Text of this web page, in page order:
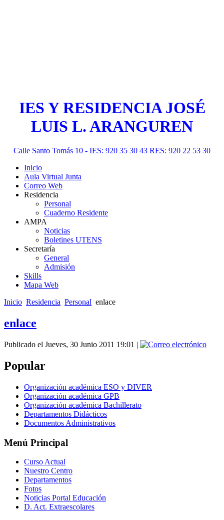
IES Y RESIDENCIA JOSÉ
LUIS L. ARANGUREN
Calle Santo Tomás 10 - IES: 920 35 30 43 RES: 920 22 53 30
Inicio
Aula Virtual Junta
Correo Web
Residencia
Personal
Cuaderno Residente
AMPA
Noticias
Boletines UTENS
Secretaría
General
Admisión
Skills
Mapa Web
Inicio Residencia Personal enlace
enlace
Publicado el Jueves, 30 Junio 2011 19:01 |
Popular
Organización académica ESO y DIVER
Organización académica GPB
Organización académica Bachillerato
Departamentos Didácticos
Documentos Administrativos
Menú Principal
Curso Actual
Nuestro Centro
Departamentos
Fotos
Noticias Portal Educación
D. Act. Extraescolares